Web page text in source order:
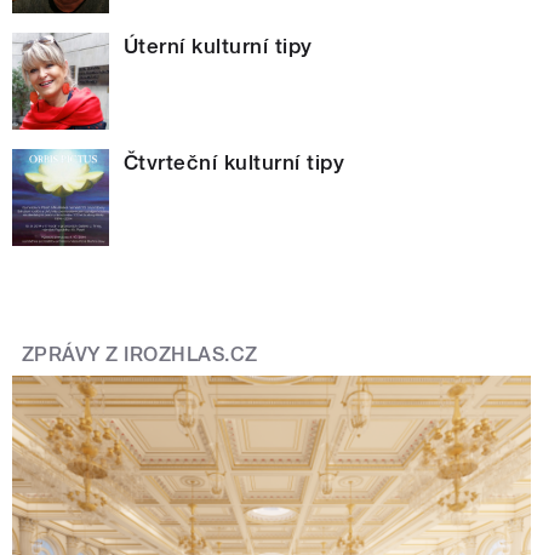
Úterní kulturní tipy
Čtvrteční kulturní tipy
ZPRÁVY Z IROZHLAS.CZ